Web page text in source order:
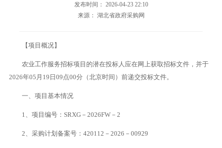
发布时间： 2026-04-23 22:10
来源： 湖北省政府采购网
【项目概况】
农业工作服务招标项目的潜在投标人应在网上获取招标文件，并于
2026年05月19日09点00分（北京时间）前递交投标文件。
一、项目基本情况
1、项目编号：SRXG－2026FW－2
2、采购计划备案号：420112－2026－00929